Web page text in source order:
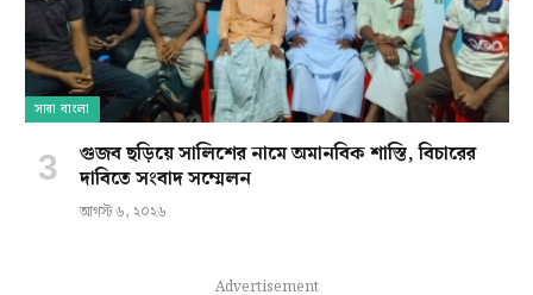
সারা বাংলা
গুজব ছড়িয়ে সালিশের নামে অমানবিক শাস্তি, বিচারের
দাবিতে সংবাদ সম্মেলন
আগস্ট ৬, ২০২৬
Advertisement